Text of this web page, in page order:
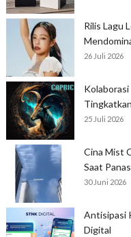
Rilis Lagu
26 Juli 2026
25 Juli 2026
Cina Mist
Saat
30 Juni 2026
Antisipasi
Digital